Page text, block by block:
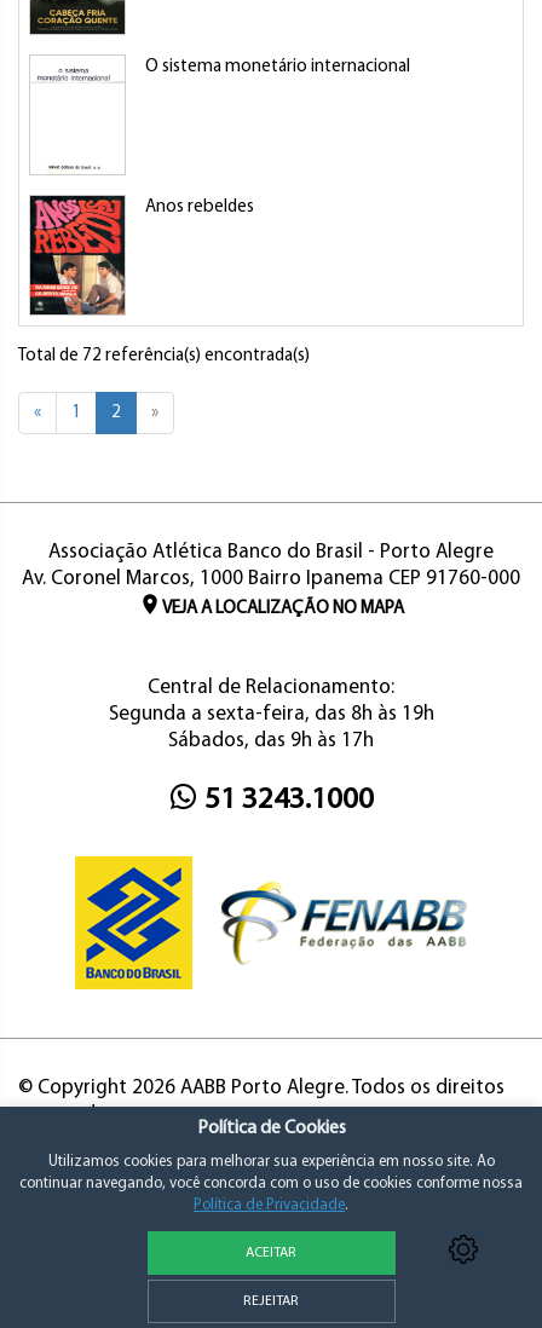
O sistema monetário internacional
Anos rebeldes
Total de 72 referência(s) encontrada(s)
« 1 2 »
Associação Atlética Banco do Brasil - Porto Alegre
Av. Coronel Marcos, 1000 Bairro Ipanema CEP 91760-000
VEJA A LOCALIZAÇÃO NO MAPA
Central de Relacionamento:
Segunda a sexta-feira, das 8h às 19h
Sábados, das 9h às 17h
51 3243.1000
© Copyright 2026 AABB Porto Alegre. Todos os direitos
Política de Privacidade e Consentimento
Política de Cookies
Utilizamos cookies para melhorar sua experiência em nosso site. Ao
continuar navegando, você concorda com o uso de cookies conforme nossa
Política de Privacidade.
ACEITAR
REJEITAR